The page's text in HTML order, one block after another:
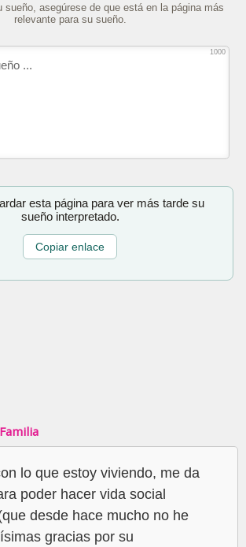
sueño, asegúrese de que está en la página más
relevante para su sueño.
1000
esta página para ver más tarde su
sueño interpretado.
Copiar enlace
lo que estoy viviendo, me da
poder hacer vida social
desde hace mucho no he
gracias por su